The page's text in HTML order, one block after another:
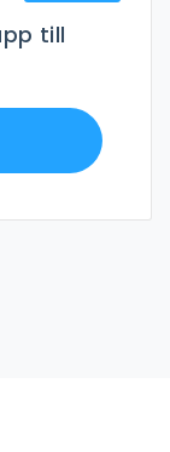
till